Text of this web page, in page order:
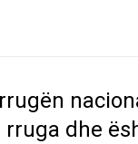
dhe